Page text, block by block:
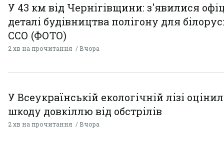
У 43 км від Чернігівщини: з'явилися
деталі будівництва полігону для
ССО (ФОТО)
2 хв на прочитання Вчора
У Всеукраїнській екологічній лізі
шкоду довкіллю від обстрілів
2 хв на прочитання Вчора